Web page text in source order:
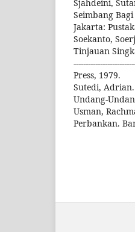
Sjahdeini,
Seimbang
Jakarta:
Soekanto,
Tinjauan
Press, 1979.
Sutedi,
Undang-
Usman,
Perbankan.